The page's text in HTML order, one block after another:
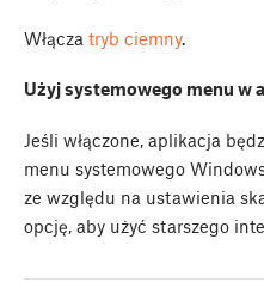
Włącza tryb ciemny.
Użyj systemowego menu w
Jeśli włączone, aplikacja
menu systemowego
ze względu na ustawienia
opcję, aby użyć starszego